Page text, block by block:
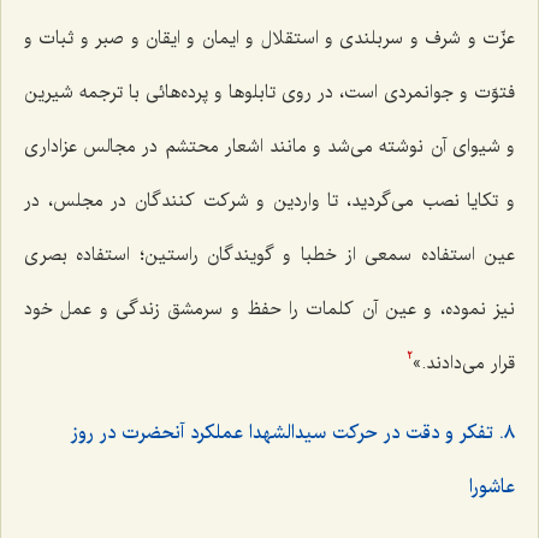
عزّت و شرف و سربلندی و استقلال و ایمان و ایقان و صبر و ثبات و
فتوّت و جوانمردی است، در روی تابلوها و پرده‌هائی با ترجمه شیرین
و شیوای آن نوشته می‌شد و مانند اشعار محتشم در مجالس عزاداری
و تکایا نصب می‌گردید، تا واردین و شرکت کنندگان در مجلس، در
عین استفاده سمعی از خطبا و گویندگان راستین؛ استفاده بصری
نیز نموده، و عین آن کلمات را حفظ و سرمشق زندگی و عمل خود
قرار می‌دادند.»2
٨. تفکر و دقت در حرکت سیدالشهدا عملکرد آنحضرت در روز
عاشورا